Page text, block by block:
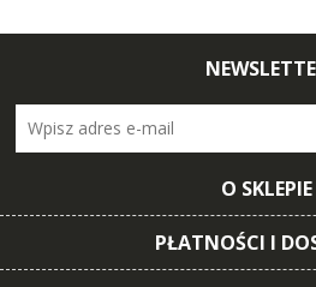
O SKLEPIE
PŁATNOŚCI I